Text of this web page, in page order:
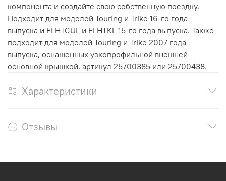
компонента и создайте свою собственную поездку.
Подходит для моделей Touring и Trike 16-го года
выпуска и FLHTCUL и FLHTKL 15-го года выпуска. Также
подходит для моделей Touring и Trike 2007 года
выпуска, оснащенных узкопрофильной внешней
основной крышкой, артикул 25700385 или 25700438.
Характеристики
Отзывы